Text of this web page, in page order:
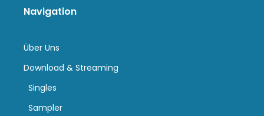
Navigation
Über Uns
Download & Streaming
Singles
Sampler